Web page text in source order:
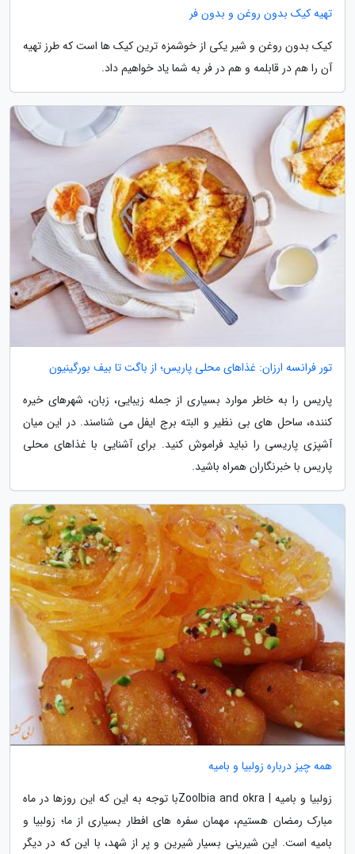
تهیه کیک بدون روغن و بدون فر
کیک بدون روغن و شیر یکی از خوشمزه ترین کیک ها است که طرز تهیه
آن را هم در قابلمه و هم در فر به شما یاد خواهیم داد.
تور فرانسه ارزان: غذاهای محلی پاریس؛ از باگت تا بیف بورگینیون
پاریس را به خاطر موارد بسیاری از جمله زیبایی، زبان، شهرهای خیره
کننده، ساحل های بی نظیر و البته برج ایفل می شناسند. در این میان
آشپزی پاریسی را نباید فراموش کنید. برای آشنایی با غذاهای محلی
پاریس با خبرنگاران همراه باشید.
همه چیز درباره زولبیا و بامیه
زولبیا و بامیه | Zoolbia and okraبا توجه به این که این روزها در ماه
مبارک رمضان هستیم، مهمان سفره های افطار بسیاری از ما؛ زولبیا و
بامیه است. این شیرینی بسیار شیرین و پر از شهد، با این که در دیگر